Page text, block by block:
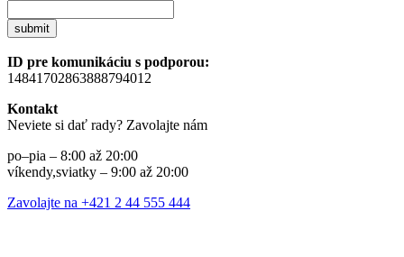
submit
ID pre komunikáciu s podporou:
14841702863888794012
Kontakt
Neviete si dať rady? Zavolajte nám
po–pia – 8:00 až 20:00
víkendy,sviatky – 9:00 až 20:00
Zavolajte na +421 2 44 555 444